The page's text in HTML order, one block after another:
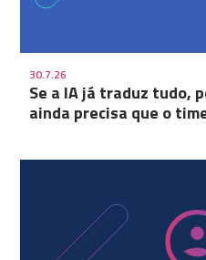
30.7.26
Se a IA já traduz tudo,
ainda precisa que o